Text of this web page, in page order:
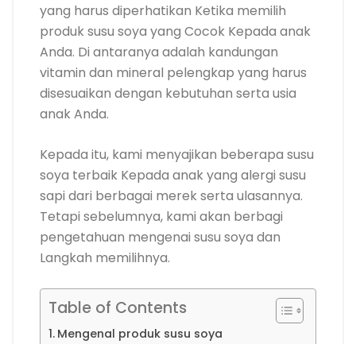
yang harus diperhatikan Ketika memilih
produk susu soya yang Cocok Kepada anak
Anda. Di antaranya adalah kandungan
vitamin dan mineral pelengkap yang harus
disesuaikan dengan kebutuhan serta usia
anak Anda.
Kepada itu, kami menyajikan beberapa susu
soya terbaik Kepada anak yang alergi susu
sapi dari berbagai merek serta ulasannya.
Tetapi sebelumnya, kami akan berbagi
pengetahuan mengenai susu soya dan
Langkah memilihnya.
Table of Contents
Mengenal produk susu soya